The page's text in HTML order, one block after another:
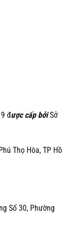
được cấp bởiSở
Thọ Hòa, TP Hồ
Số 30, Phường